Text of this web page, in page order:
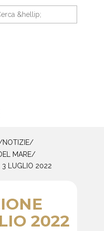
NOTIZIE/
MARE/
3 LUGLIO 2022
2022